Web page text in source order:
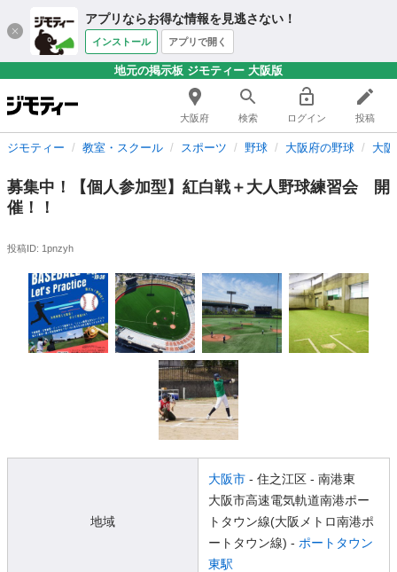
アプリならお得な情報を見逃さない！
インストール アプリで開く
地元の掲示板 ジモティー 大阪版
大阪府 検索 ログイン 投稿
ジモティー 教室・スクール スポーツ 野球 大阪府の野球 大
募集中！【個人参加型】紅白戦＋大人野球練習会 開
催！！
投稿ID: 1pnzyh
地域
大阪市 - 住之江区 - 南港東
大阪市高速電気軌道南港ポー
トタウン線(大阪メトロ南港ポ
ートタウン線) - ポートタウン
東駅